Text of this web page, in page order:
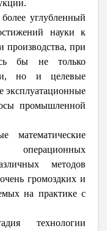
углубленный
науки к
производства, при
бы не только
но и целевые
промышленной
математические
методов
громоздких и
на практике с
технологии